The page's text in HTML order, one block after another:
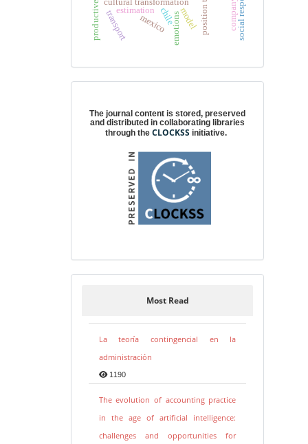
estimation model
chile
mexico
transport emotions
The journal content is stored, preserved
and distributed in collaborating libraries
through theCLOCKSS initiative.
Most Read
La teoría contingencial en la
administración
1190
The evolution of accounting practice
in the age of artificial intelligence:
challenges and opportunities for